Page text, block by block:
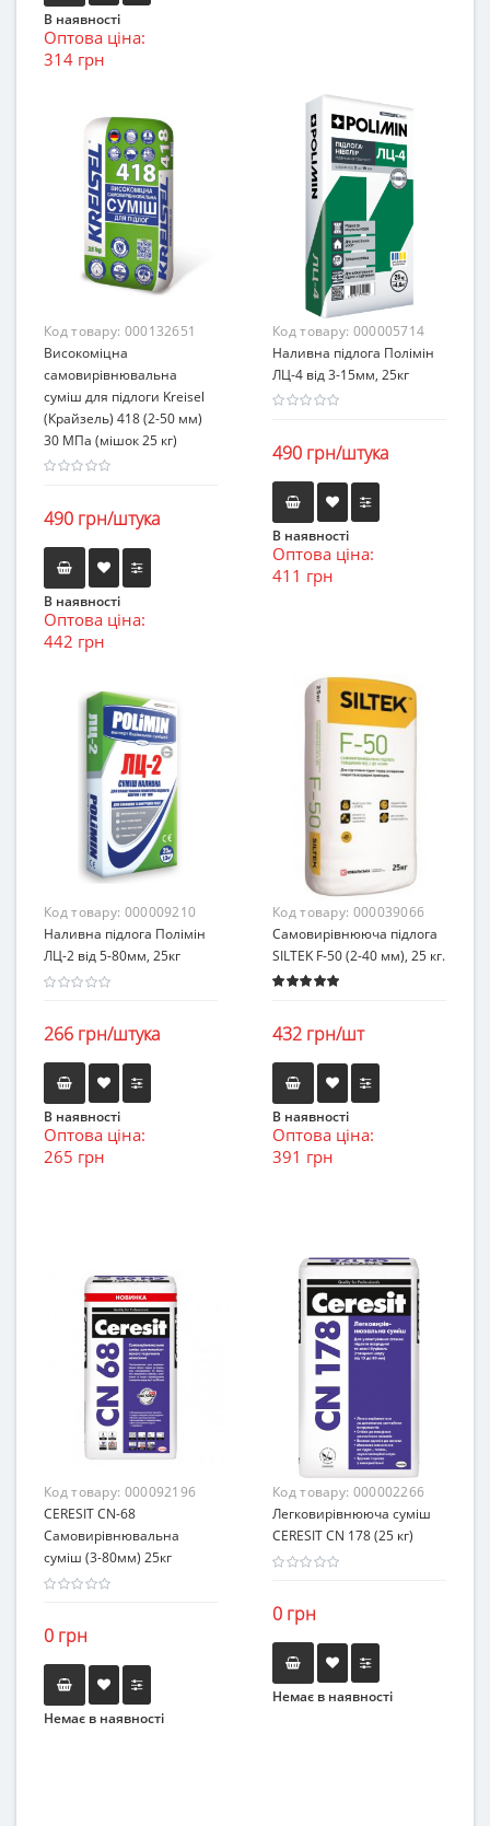
В наявності
Оптова ціна:
314 грн
Код товару: 000132651
Високоміцна
самовирівнювальна
суміш для підлоги Kreisel
(Крайзель) 418 (2-50 мм)
30 МПа (мішок 25 кг)
490 грн/штука
В наявності
Оптова ціна:
442 грн
Код товару: 000005714
Наливна підлога Полімін
ЛЦ-4 від 3-15мм, 25кг
490 грн/штука
В наявності
Оптова ціна:
411 грн
Код товару: 000009210
Наливна підлога Полімін
ЛЦ-2 від 5-80мм, 25кг
266 грн/штука
В наявності
Оптова ціна:
265 грн
Код товару: 000039066
Cамовирівнююча підлога
SILTEK F-50 (2-40 мм), 25 кг.
432 грн/шт
В наявності
Оптова ціна:
391 грн
Код товару: 000092196
CERESIT CN-68
Самовирівнювальна
суміш (3-80мм) 25кг
0 грн
Немає в наявності
Код товару: 000002266
Легковирівнююча суміш
CERESIT CN 178 (25 кг)
0 грн
Немає в наявності